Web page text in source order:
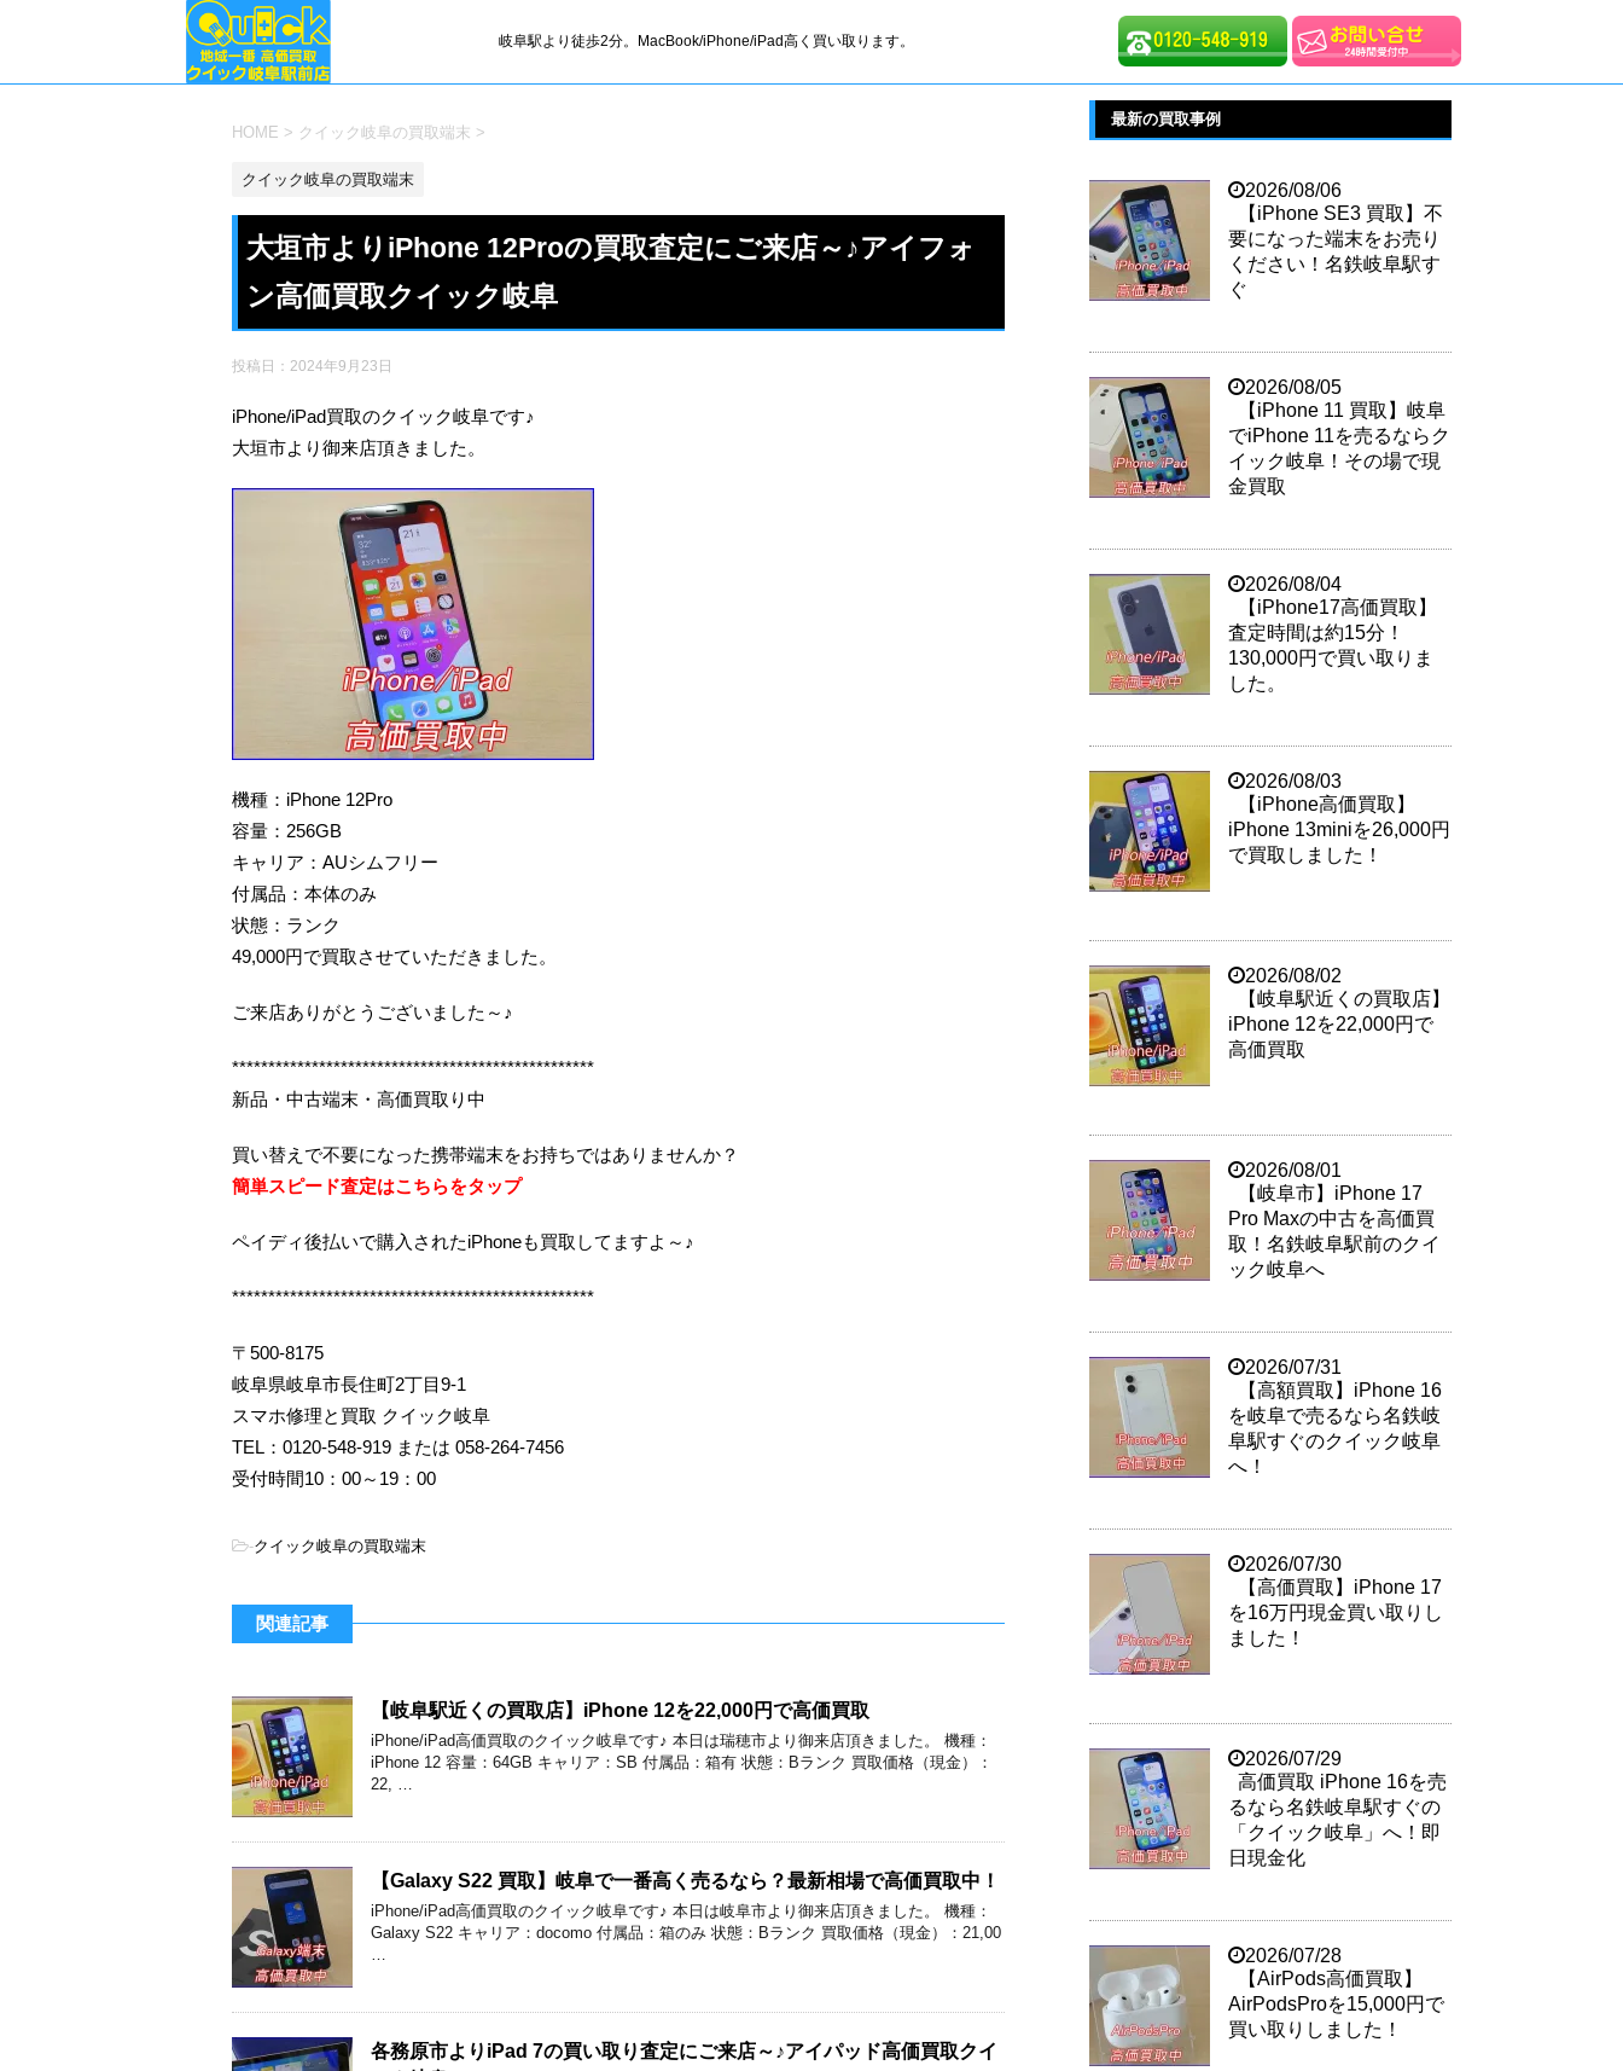
岐阜駅より徒歩2分。MacBook/iPhone/iPad高く買い取ります。
HOME > クイック岐阜の買取端末 >
クイック岐阜の買取端末
大垣市よりiPhone 12Proの買取査定にご来店～♪アイフォ
ン高価買取クイック岐阜
投稿日： 2024年9月23日
iPhone/iPad買取のクイック岐阜です♪
大垣市より御来店頂きました。
機種：iPhone 12Pro
容量：256GB
キャリア：AUシムフリー
付属品：本体のみ
状態：ランク
49,000円で買取させていただきました。
ご来店ありがとうございました～♪
**************************************************
新品・中古端末・高価買取り中
買い替えで不要になった携帯端末をお持ちではありませんか？
簡単スピード査定はこちらをタップ
ペイディ後払いで購入されたiPhoneも買取してますよ～♪
**************************************************
〒500-8175
岐阜県岐阜市長住町2丁目9-1
スマホ修理と買取 クイック岐阜
TEL：0120-548-919 または 058-264-7456
受付時間10：00～19：00
-クイック岐阜の買取端末
関連記事
【岐阜駅近くの買取店】iPhone 12を22,000円で高価買取
iPhone/iPad高価買取のクイック岐阜です♪ 本日は瑞穂市より御来店頂きました。 機種：
iPhone 12 容量：64GB キャリア：SB 付属品：箱有 状態：Bランク 買取価格（現金）：
22, …
【Galaxy S22 買取】岐阜で一番高く売るなら？最新相場で高価買取中！
iPhone/iPad高価買取のクイック岐阜です♪ 本日は岐阜市より御来店頂きました。 機種：
Galaxy S22 キャリア：docomo 付属品：箱のみ 状態：Bランク 買取価格（現金）：21,00
…
各務原市よりiPad 7の買い取り査定にご来店～♪アイパッド高価買取クイ
最新の買取事例
2026/08/06
【iPhone SE3 買取】不
要になった端末をお売り
ください！名鉄岐阜駅す
ぐ
2026/08/05
【iPhone 11 買取】岐阜
でiPhone 11を売るならク
イック岐阜！その場で現
金買取
2026/08/04
【iPhone17高価買取】
査定時間は約15分！
130,000円で買い取りま
した。
2026/08/03
【iPhone高価買取】
iPhone 13miniを26,000円
で買取しました！
2026/08/02
【岐阜駅近くの買取店】
iPhone 12を22,000円で
高価買取
2026/08/01
【岐阜市】iPhone 17
Pro Maxの中古を高価買
取！名鉄岐阜駅前のクイ
ック岐阜へ
2026/07/31
【高額買取】iPhone 16
を岐阜で売るなら名鉄岐
阜駅すぐのクイック岐阜
へ！
2026/07/30
【高価買取】iPhone 17
を16万円現金買い取りし
ました！
2026/07/29
高価買取 iPhone 16を売
るなら名鉄岐阜駅すぐの
「クイック岐阜」へ！即
日現金化
2026/07/28
【AirPods高価買取】
AirPodsProを15,000円で
買い取りしました！